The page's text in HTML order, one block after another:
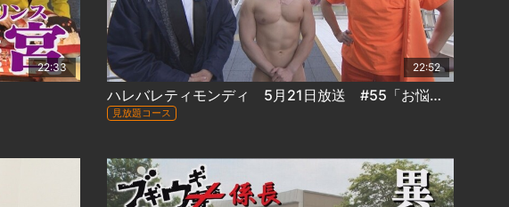
22:33 22:52
ハレバレティモンディ 5月21日放送 #55「お悩み観覧車＆SPORTSかかってこい！パワーリフティング編」
見放題コース